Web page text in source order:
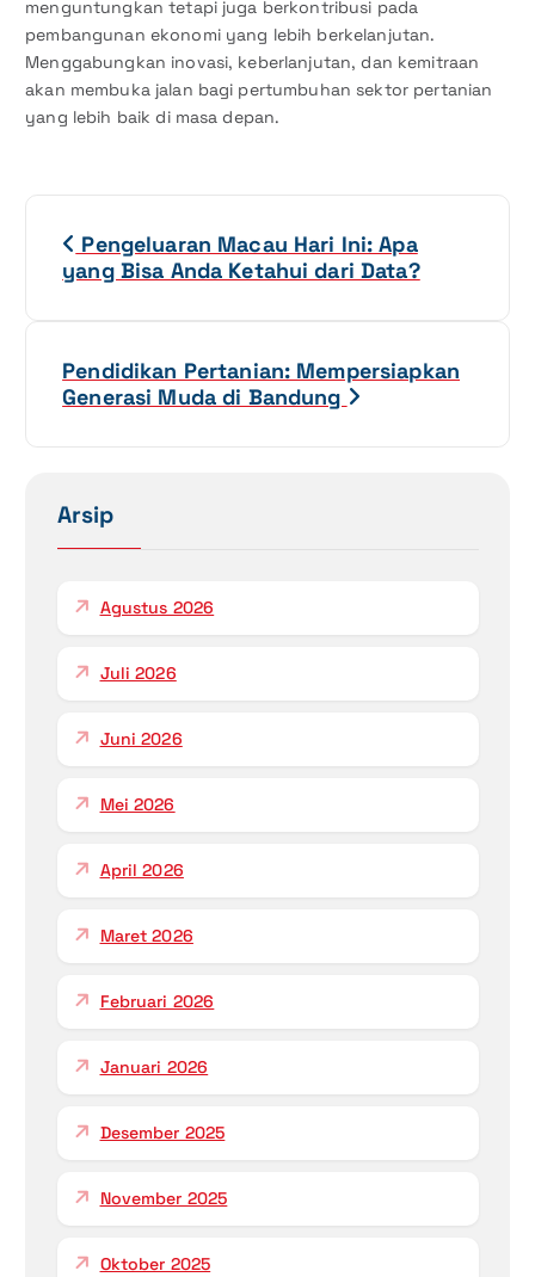
menguntungkan tetapi juga berkontribusi pada
pembangunan ekonomi yang lebih berkelanjutan.
Menggabungkan inovasi, keberlanjutan, dan kemitraan
akan membuka jalan bagi pertumbuhan sektor pertanian
yang lebih baik di masa depan.
Pengeluaran Macau Hari Ini: Apa
yang Bisa Anda Ketahui dari Data?
Pendidikan Pertanian: Mempersiapkan
Generasi Muda di Bandung
Arsip
Agustus 2026
Juli 2026
Juni 2026
Mei 2026
April 2026
Maret 2026
Februari 2026
Januari 2026
Desember 2025
November 2025
Oktober 2025